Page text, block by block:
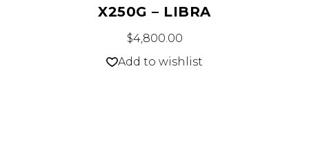
X250G – LIBRA
$4,800.00
Add to wishlist